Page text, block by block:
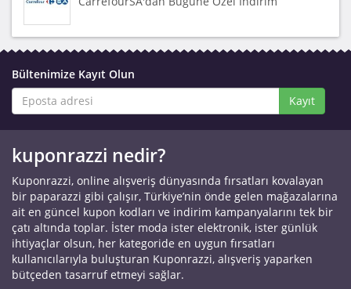
Bültenimize Kayıt Olun
Kayıt
kuponrazzi nedir?
Kuponrazzi, online alışveriş dünyasında fırsatları kovalayan
bir paparazzi gibi çalışır, Türkiye’nin önde gelen mağazalarına
ait en güncel kupon kodları ve indirim kampanyalarını tek bir
çatı altında toplar. İster moda ister elektronik, ister günlük
ihtiyaçlar olsun, her kategoride en uygun fırsatları
kullanıcılarıyla buluşturan Kuponrazzi, alışveriş yaparken
bütçeden tasarruf etmeyi sağlar.